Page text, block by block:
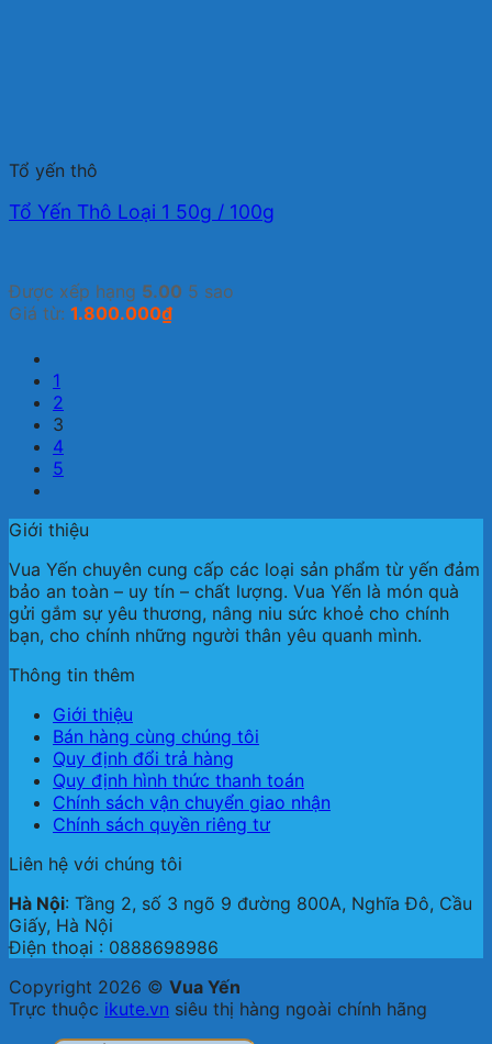
Tổ yến thô
Tổ Yến Thô Loại 1 50g / 100g
Được xếp hạng 5.00 5 sao
Giá từ: 1.800.000₫
1
2
3
4
5
Giới thiệu
Vua Yến chuyên cung cấp các loại sản phẩm từ yến đảm
bảo an toàn – uy tín – chất lượng. Vua Yến là món quà
gửi gắm sự yêu thương, nâng niu sức khoẻ cho chính
bạn, cho chính những người thân yêu quanh mình.
Thông tin thêm
Giới thiệu
Bán hàng cùng chúng tôi
Quy định đổi trả hàng
Quy định hình thức thanh toán
Chính sách vận chuyển giao nhận
Chính sách quyền riêng tư
Liên hệ với chúng tôi
Hà Nội: Tầng 2, số 3 ngõ 9 đường 800A, Nghĩa Đô, Cầu
Giấy, Hà Nội
Điện thoại : 0888698986
Copyright 2026 © Vua Yến
Trực thuộc ikute.vn siêu thị hàng ngoài chính hãng